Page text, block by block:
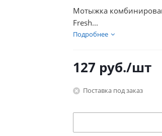
Мотыжка
Fresh...
Подробнее
127 руб./шт
Поставка под заказ